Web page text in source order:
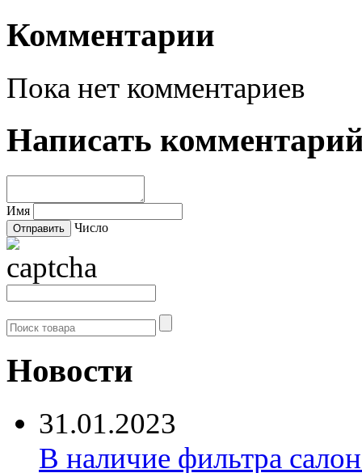
Комментарии
Пока нет комментариев
Написать
Имя
Число
Новости
31.01.2023
В наличие фильтра